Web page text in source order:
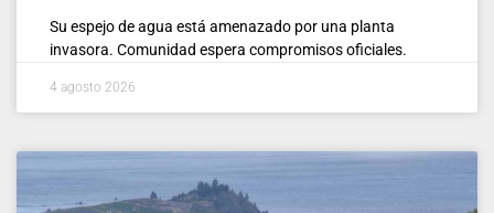
Su espejo de agua está amenazado por una planta
invasora. Comunidad espera compromisos oficiales.
4 agosto 2026